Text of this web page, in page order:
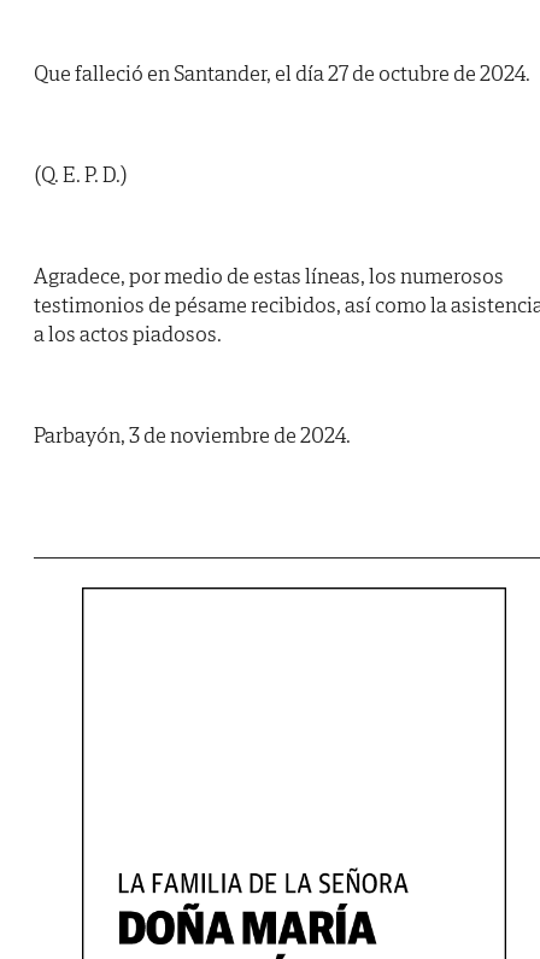
Que falleció en Santander, el día 27 de octubre de 2024.
(Q. E. P. D.)
Agradece, por medio de estas líneas, los numerosos
testimonios de pésame recibidos, así como la
a los actos piadosos.
Parbayón, 3 de noviembre de 2024.